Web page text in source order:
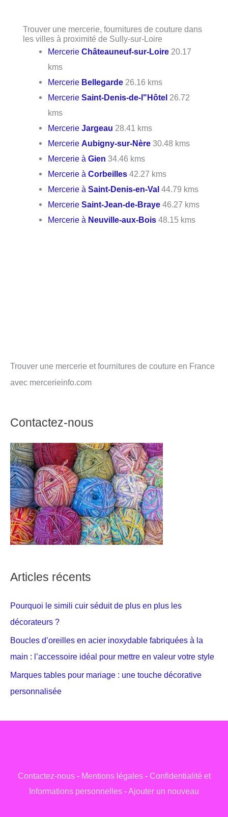
Trouver une mercerie, fournitures de couture dans
les villes à proximité de Sully-sur-Loire
MercerieChâteauneuf-sur-Loire 20.17
kms
Mercerie Bellegarde 26.16 kms
MercerieSaint-Denis-de-l"Hôtel 26.72
kms
MercerieJargeau 28.41 kms
MercerieAubigny-sur-Nère 30.48 kms
Mercerie àGien 34.46 kms
Mercerie àCorbeilles 42.27 kms
Mercerie àSaint-Denis-en-Val 44.79 kms
MercerieSaint-Jean-de-Braye 46.27 kms
Mercerie à Neuville-aux-Bois 48.15 kms
Trouver une mercerie et fournitures de couture en France
avec mercerieinfo.com
Contactez-nous
Articles récents
Pourquoi le simili cuir séduit de plus en plus les
décorateurs ?
Boucles d’oreilles en acier inoxydable fabriquées à la
main : l’accessoire idéal pour mettre en valeur votre style
Marques tables pour mariage : une touche décorative
personnalisée
Contactez-nous- Mentions légales- Confidentialité et
Informations personnelles -Ajouter un nouveau